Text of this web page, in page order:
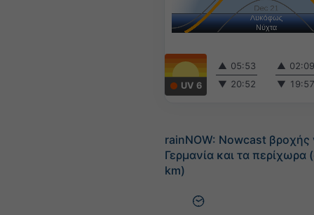
UV 6
▲ 05:53
▼ 20:52
▲
▼
rainNOW: Nowcast βροχής
Γερμανία και τα περίχωρα
km)